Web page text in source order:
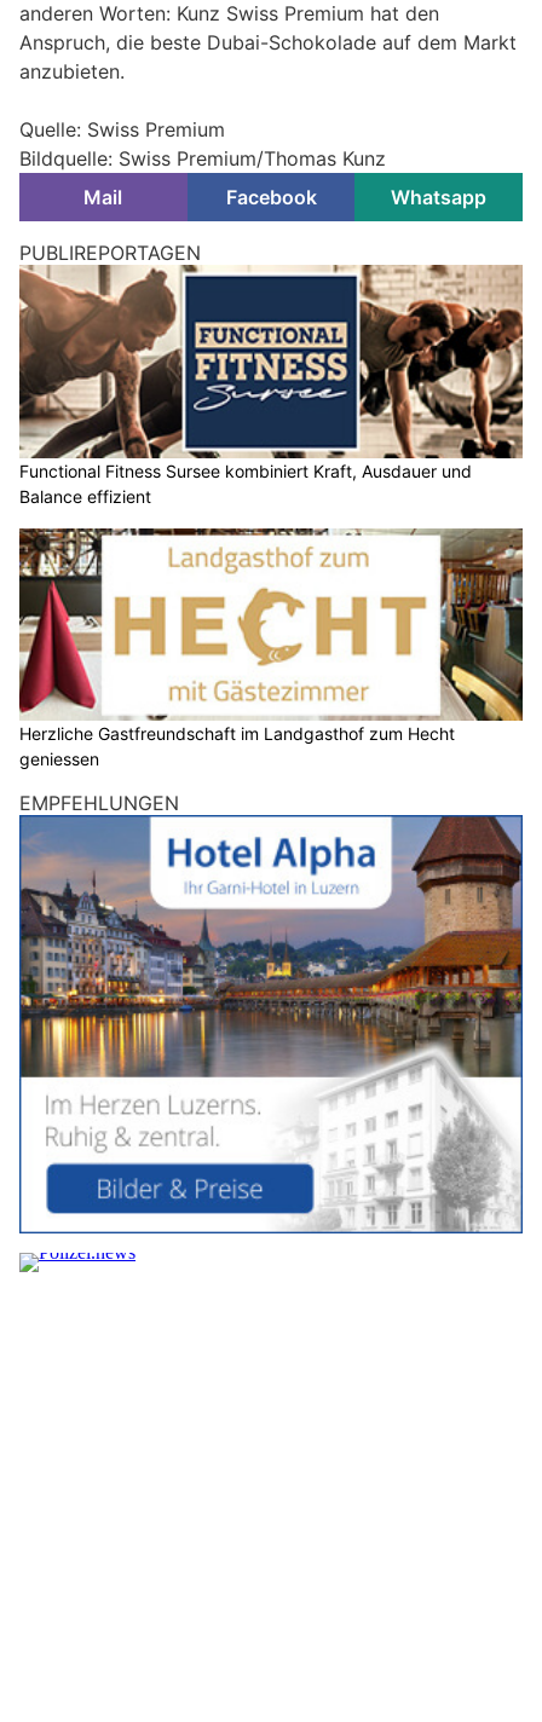
anderen Worten: Kunz Swiss Premium hat den
Anspruch, die beste Dubai-Schokolade auf dem Markt
anzubieten.
Quelle: Swiss Premium
Bildquelle: Swiss Premium/Thomas Kunz
Mail
Facebook Whatsapp
PUBLIREPORTAGEN
Functional Fitness Sursee kombiniert Kraft, Ausdauer und
Balance effizient
Herzliche Gastfreundschaft im Landgasthof zum Hecht
geniessen
EMPFEHLUNGEN